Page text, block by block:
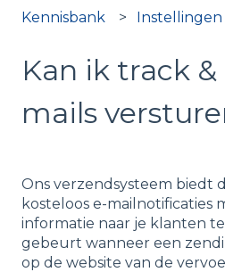
Kennisbank Instellingen
Kan ik track
mails
Ons verzendsysteem biedt
kosteloos e-mailnotificaties
informatie naar je klanten
gebeurt wanneer een
op de website van de